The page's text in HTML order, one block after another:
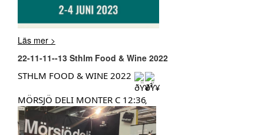
Läs mer >
22-11-11--13 Sthlm Food & Wine 2022
STHLM FOOD & WINE 2022
MÖRSJÖ DELI MONTER C 12:36